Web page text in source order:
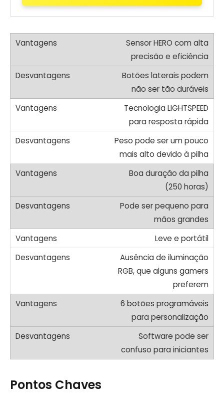
Sensor HERO com alta
precisão e eficiência
Botões laterais podem
não ser tão duráveis
Tecnologia LIGHTSPEED
para resposta rápida
Peso pode ser um pouco
mais alto devido à pilha
Boa duração da pilha
(250 horas)
Pode ser pequeno para
mãos grandes
Leve e portátil
Ausência de iluminação
RGB, que alguns gamers
preferem
6 botões programáveis
para personalização
Software pode ser
confuso para iniciantes
Pontos Chaves